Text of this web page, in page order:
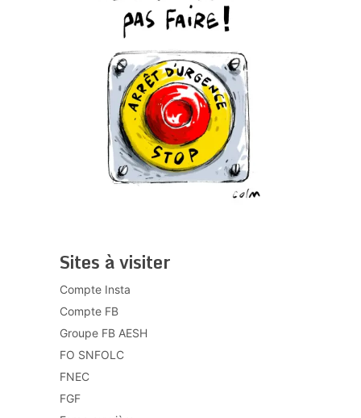
Sites à visiter
Compte Insta
Compte FB
Groupe FB AESH
FO SNFOLC
FNEC
FGF